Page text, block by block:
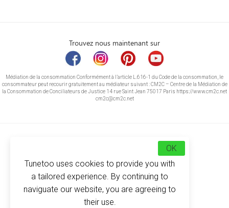
Trouvez nous maintenant sur
Médiation de la consommation Conformément à l’article L.616-1 du Code de la consommation, le
consommateur peut recourir gratuitement au médiateur suivant : CM2C – Centre de la Médiation de
la Consommation de Conciliateurs de Justice 14 rue Saint Jean 75017 Paris https://www.cm2c.net
cm2c@cm2c.net
© Copyright 2026
Tunetoo uses cookies to provide you with
a tailored experience. By continuing to
naviguate our website, you are agreeing to
their use.
OK